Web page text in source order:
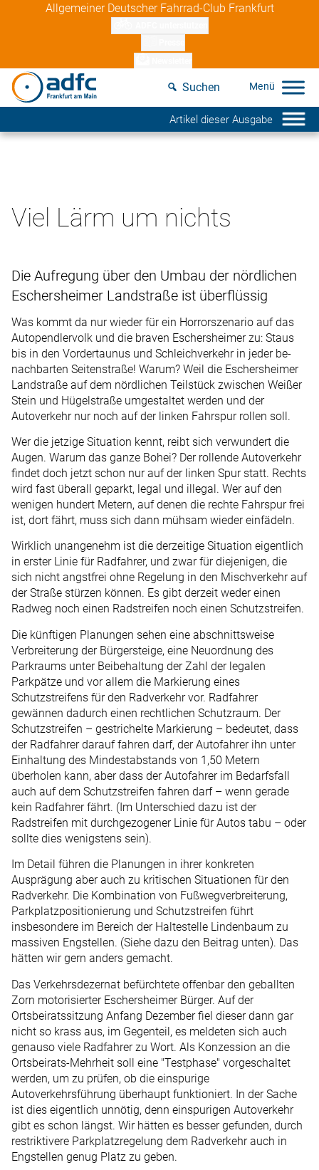
Allgemeiner Deutscher Fahrrad-Club Frankfurt
Suchen
Artikel dieser Ausgabe
Viel Lärm um nichts
Die Aufregung über den Umbau der nördlichen
Eschersheimer Landstraße ist überflüssig
Was kommt da nur wieder für ein Horrorszenario auf das
Autopendlervolk und die braven Eschersheimer zu: Staus
bis in den Vordertaunus und Schleichverkehr in jeder be­
nach­barten Seitenstraße! Warum? Weil die Eschersheimer
Landstraße auf dem nördlichen Teilstück zwischen Weißer
Stein und Hügelstraße umgestaltet werden und der
Autoverkehr nur noch auf der linken Fahrspur rollen soll.
Wer die jetzige Situation kennt, reibt sich verwundert die
Augen. Warum das ganze Bohei? Der rollende Autoverkehr
findet doch jetzt schon nur auf der linken Spur statt. Rechts
wird fast überall geparkt, legal und illegal. Wer auf den
wenigen hundert Metern, auf denen die rechte Fahrspur frei
ist, dort fährt, muss sich dann mühsam wieder einfädeln.
Wirklich unangenehm ist die derzeitige Situation eigentlich
in erster Linie für Radfahrer, und zwar für diejenigen, die
sich nicht angstfrei ohne Regelung in den Mischverkehr auf
der Straße stürzen können. Es gibt derzeit weder einen
Radweg noch einen Radstreifen noch einen Schutzstreifen.
Die künftigen Planungen sehen eine abschnittsweise
Verbreiterung der Bürgersteige, eine Neuordnung des
Parkraums unter Beibehaltung der Zahl der legalen
Parkpätze und vor allem die Markierung eines
Schutzstreifens für den Radverkehr vor. Radfahrer
gewännen dadurch einen rechtlichen Schutzraum. Der
Schutzstreifen – gestrichelte Markierung – bedeutet, dass
der Radfahrer darauf fahren darf, der Autofahrer ihn unter
Einhaltung des Mindestabstands von 1,50 Metern
überholen kann, aber dass der Autofahrer im Bedarfsfall
auch auf dem Schutzstreifen fahren darf – wenn gerade
kein Radfahrer fährt. (Im Unterschied dazu ist der
Radstreifen mit durchgezogener Linie für Autos tabu – oder
sollte dies wenigstens sein).
Im Detail führen die Planungen in ihrer konkreten
Ausprägung aber auch zu kritischen Situationen für den
Radverkehr. Die Kombination von Fußwegverbreiterung,
Parkplatzpositionierung und Schutzstreifen führt
insbesondere im Bereich der Haltestelle Lindenbaum zu
massiven Engstellen. (Siehe dazu den Beitrag unten). Das
hätten wir gern anders gemacht.
Das Verkehrsdezernat befürchtete offenbar den geballten
Zorn motorisierter Eschersheimer Bürger. Auf der
Ortsbeiratssitzung Anfang Dezember fiel dieser dann gar
nicht so krass aus, im Gegenteil, es meldeten sich auch
genauso viele Radfahrer zu Wort. Als Konzession an die
Ortsbeirats-Mehrheit soll eine "Testphase" vorgeschaltet
werden, um zu prüfen, ob die einspurige
Autoverkehrsführung überhaupt funktioniert. In der Sache
ist dies eigentlich unnötig, denn einspurigen Autoverkehr
gibt es schon längst. Wir hätten es besser gefunden, durch
restriktivere Parkplatzregelung dem Radverkehr auch in
Engstellen genug Platz zu geben.